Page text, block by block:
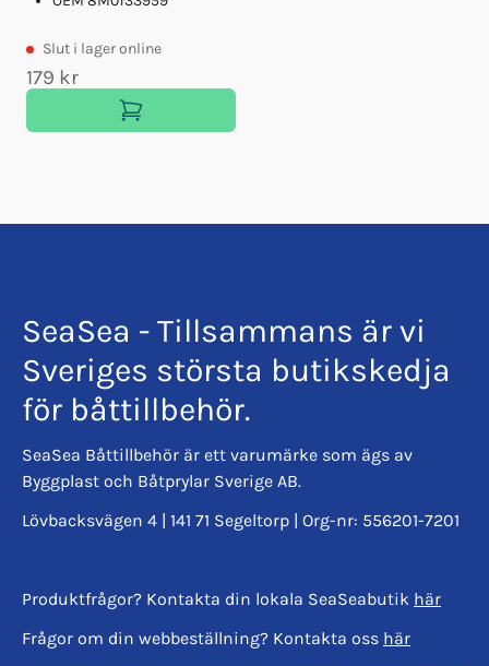
Slut i lager online
179 kr
SeaSea - Tillsammans är vi
Sveriges största butikskedja
för båttillbehör.
SeaSea Båttillbehör är ett varumärke som ägs av
Byggplast och Båtprylar Sverige AB.
Lövbacksvägen 4 | 141 71 Segeltorp | Org-nr: 556201-7201
Produktfrågor? Kontakta din lokala SeaSeabutik här
Frågor om din webbeställning? Kontakta oss här